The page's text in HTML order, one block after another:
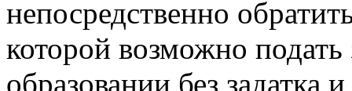
непосредственно
которой возможно
образовании без задатка